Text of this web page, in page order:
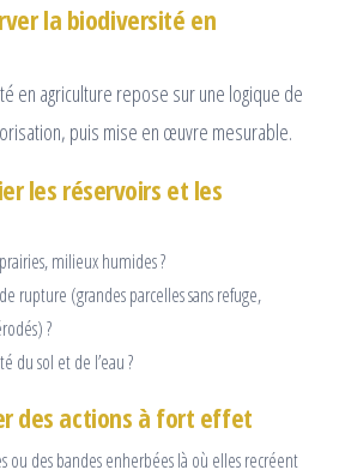
la biodiversité en
en agriculture repose sur une logique de
puis mise en œuvre mesurable.
les réservoirs et les
milieux humides ?
rupture (grandes parcelles sans refuge,
?
du sol et de l’eau ?
des actions à fort effet
ou des bandes enherbées là où elles recréent